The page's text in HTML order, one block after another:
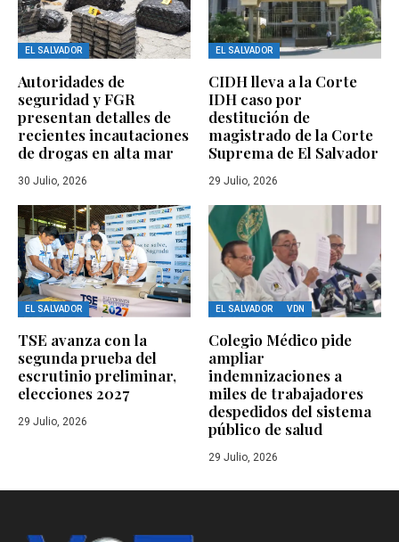
EL SALVADOR
Autoridades de
seguridad y FGR
presentan detalles de
recientes incautaciones
de drogas en alta mar
30 Julio, 2026
EL SALVADOR
CIDH lleva a la Corte
IDH caso por
destitución de
magistrado de la Corte
Suprema de El Salvador
29 Julio, 2026
EL SALVADOR
TSE avanza con la
segunda prueba del
escrutinio preliminar,
elecciones 2027
29 Julio, 2026
EL SALVADOR VDN
Colegio Médico pide
ampliar
indemnizaciones a
miles de trabajadores
despedidos del sistema
público de salud
29 Julio, 2026